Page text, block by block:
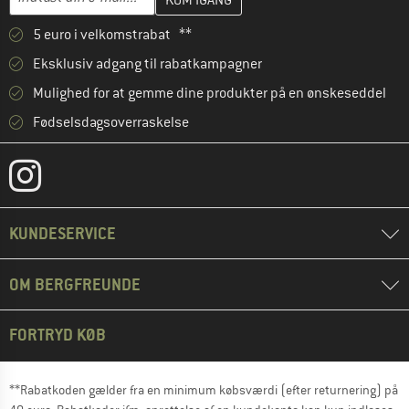
5 euro i velkomstrabat **
Eksklusiv adgang til rabatkampagner
Mulighed for at gemme dine produkter på en ønskeseddel
Fødselsdagsoverraskelse
KUNDESERVICE
OM BERGFREUNDE
FORTRYD KØB
**Rabatkoden gælder fra en minimum købsværdi (efter returnering) på